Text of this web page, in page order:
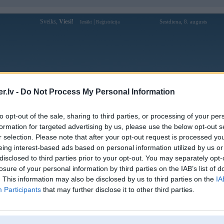
- Do Not Process My Personal Information
opt-out of the sale, sharing to third parties, or processing of your
for targeted advertising by us, please use the below opt-out
selection. Please note that after your opt-out request is processed
interest-based ads based on personal information utilized by us
to third parties prior to your opt-out. You may separately
of your personal information by third parties on the IAB’s list of
This information may also be disclosed by us to third parties on the
Participants that may further disclose it to other third parties.
Sveiks, Viesi! Ienākt Reģistrācija Sestdiena, 8. augusts
Forums Galerijas Reģistrācija Lietotāji
gaismu
(19)
apstiprināja faktu, ka BMW M7 tiks ražots, kā arī to, ka tas notiks Regensbergas
taču visnozīmīgākās izmaiņas būs tieši paša dzinēja darbības mehānismā- pārstrukturizēta